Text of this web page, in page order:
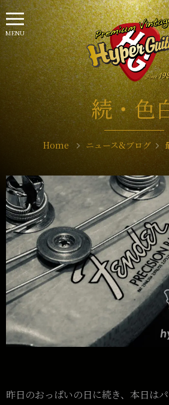
続・色
Home ニュース&ブログ
昨日のおっぱいの日に続き、本日は
MENU